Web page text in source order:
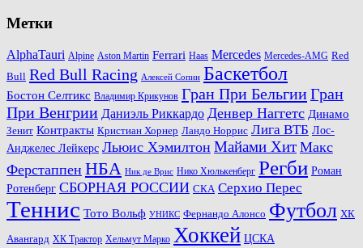
Метки
AlphaTauri Alpine Aston Martin Ferrari Haas Mercedes Mercedes-AMG Red
Bull Red Bull Racing Алексей Сопин Баскетбол
Бостон Селтикс Владимир Крикунов Гран При БельгииГран
При Венгрии Даниэль Риккардо Денвер Наггетс Динамо
Зенит Контракты Кристиан Хорнер Ландо Норрис Лига ВТБ Лос-
Анджелес Лейкерс Льюис Хэмилтон Майами Хит Макс
Ферстаппен НБА Ник де Врис Нико Хюлькенберг Регби Роман
Ротенберг СБОРНАЯ РОССИИ СКА Серхио Перес
Теннис Тото Вольф УНИКС Фернандо Алонсо Футбол ХК
Авангард ХК Трактор Хельмут Марко Хоккей ЦСКА